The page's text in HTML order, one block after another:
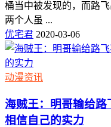
桶当中被发现的，而路
两个人虽 ...
优宅君 2020-03-06
动漫资讯
海贼王：明哥输给
相信自己的实力